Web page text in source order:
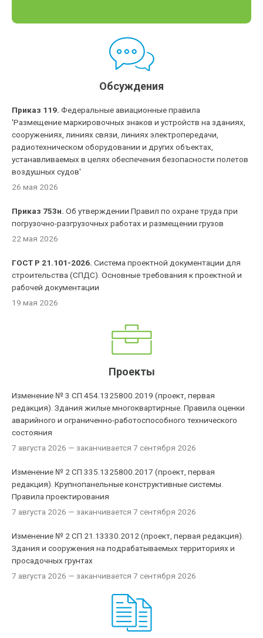
Обсуждения
Приказ 119. Федеральные авиационные правила
'Размещение маркировочных знаков и устройств на зданиях,
сооружениях, линиях связи, линиях электропередачи,
радиотехническом оборудовании и других объектах,
устанавливаемых в целях обеспечения безопасности полетов
воздушных судов'
26 мая 2026
Приказ 753н. Об утверждении Правил по охране труда при
погрузочно-разгрузочных работах и размещении грузов
22 мая 2026
ГОСТ Р 21.101-2026. Система проектной документации для
строительства (СПДС). Основные требования к проектной и
рабочей документации
19 мая 2026
Проекты
Изменение № 3 СП 454.1325800.2019 (проект, первая
редакция). Здания жилые многоквартирные. Правила оценки
аварийного и ограниченно-работоспособного технического
состояния
7 августа 2026 — заканчивается 7 сентября 2026
Изменение № 2 СП 335.1325800.2017 (проект, первая
редакция). Крупнопанельные конструктивные системы.
Правила проектирования
7 августа 2026 — заканчивается 7 сентября 2026
Изменение № 2 СП 21.13330.2012 (проект, первая редакция).
Здания и сооружения на подрабатываемых территориях и
просадочных грунтах
7 августа 2026 — заканчивается 7 сентября 2026